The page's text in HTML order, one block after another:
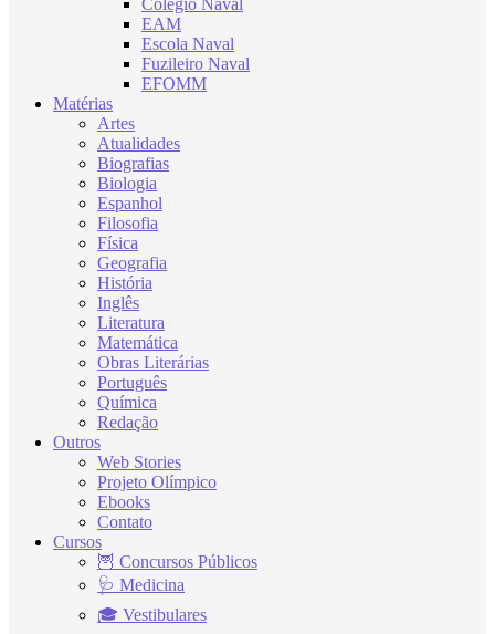
Colégio Naval
EAM
Escola Naval
Fuzileiro Naval
EFOMM
Matérias
Artes
Atualidades
Biografias
Biologia
Espanhol
Filosofia
Física
Geografia
História
Inglês
Literatura
Matemática
Obras Literárias
Português
Química
Redação
Outros
Web Stories
Projeto Olímpico
Ebooks
Contato
Cursos
🦉 Concursos Públicos
🩺 Medicina
🎓 Vestibulares